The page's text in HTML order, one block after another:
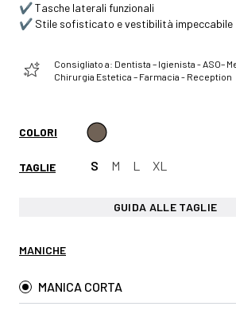
✔️ Tasche laterali funzionali
✔️ Stile sofisticato e vestibilità impeccabile
Consigliato a: Dentista – Igienista - ASO–
Chirurgia Estetica – Farmacia - Reception
COLORI
TAGLIE S M L XL
GUIDA ALLE TAGLIE
MANICHE
MANICA CORTA